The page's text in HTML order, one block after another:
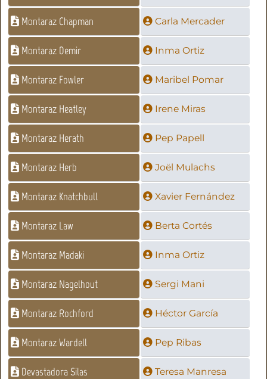
Montaraz Chapman Carla Mercader
Montaraz Demir Inma Ortiz
Montaraz Fowler Maribel Pomar
Montaraz Heatley Irene Miras
Montaraz Herath Pep Papell
Montaraz Herb Joël Mulachs
Montaraz Knatchbull Xavier Fernández
Montaraz Law Berta Cortés
Montaraz Madaki Inma Ortiz
Montaraz Nagelhout Sergi Mani
Montaraz Rochford Héctor García
Montaraz Wardell Pep Ribas
Devastadora Silas Teresa Manresa